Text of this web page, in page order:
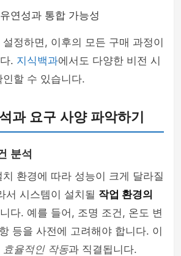
연성과 통합 가능성
정하면, 이후의 모든 구매 과정이
. 지식백과에서도 다양한 비전 시
할 수 있습니다.
과 요구 사양 파악하기
분석
환경에 따라 성능이 크게 달라질
서 시스템이 설치될 작업 환경의
다. 예를 들어, 조명 조건, 온도 변
등을 사전에 고려해야 합니다. 이
효율적인 작동과 직결됩니다.